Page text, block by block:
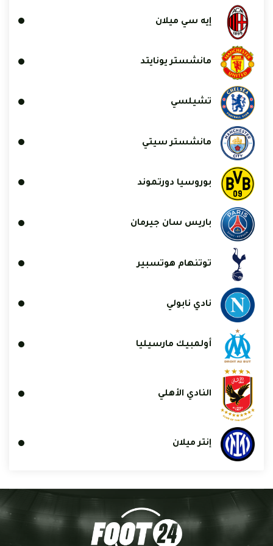
إيه سي ميلان
مانشستر يونايتد
تشيلسي
مانشستر سيتي
بوروسيا دورتموند
باريس سان جيرمان
توتنهام هوتسبير
نادي نابولي
أولمبيك مارسيليا
النادي الأهلي
إنتر ميلان